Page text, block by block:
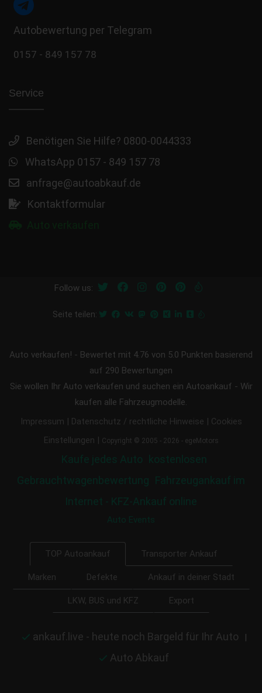
Autobewertung per Telegram
0157 - 849 157 78
Service
Benötigen Sie Hilfe? 0800-0044333
WhatsApp 0157 - 849 157 78
anfrage@autoabkauf.de
Kontaktformular
Follow us:
Seite teilen:
Auto verkaufen! - Bewertet mit 4.76 von 5.0 Punkten basierend
auf 290 Bewertungen
Sie wollen Ihr Auto verkaufen und suchen ein Autoankauf - Wir
kaufen alle Fahrzeugmodelle.
Impressum | Datenschutz / rechtliche Hinweise | Cookies
Einstellungen | Copyright © 2005 - 2026 - egeMotors
Kaufe jedes Auto kostenlosen
Gebrauchtwagenbewertung Fahrzeugankauf im
Internet - KFZ-Ankauf online
Auto Events
TOP Autoankauf Transporter Ankauf
Marken Defekte Ankauf in deiner Stadt
LKW, BUS und KFZ Export
ankauf.live - heute noch Bargeld für Ihr Auto |
Auto Abkauf